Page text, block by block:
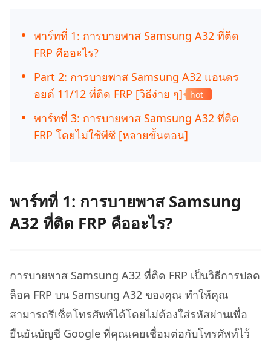
พาร์ทที่ 1: การบายพาส Samsung A32 ที่ติด
FRP คืออะไร?
Part 2: การบายพาส Samsung A32 แอนดร
อยด์ 11/12 ที่ติด FRP [วิธีง่าย ๆ]
hot
พาร์ทที่ 3: การบายพาส Samsung A32 ที่ติด
FRP โดยไม่ใช้พีซี [หลายขั้นตอน]
พาร์ทที่ 1: การบายพาส Samsung
A32 ที่ติด FRP คืออะไร?
การบายพาส Samsung A32 ที่ติด FRP เป็นวิธีการปลด
ล็อค FRP บน Samsung A32 ของคุณ ทำให้คุณ
สามารถรีเซ็ตโทรศัพท์ได้โดยไม่ต้องใส่รหัสผ่านเพื่อ
ยืนยันบัญชี Google ที่คุณเคยเชื่อมต่อกับโทรศัพท์ไว้